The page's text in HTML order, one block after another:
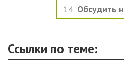
14 Обсудить
Ссылки по теме: